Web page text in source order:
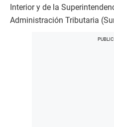
Interior y de la
Administración Tributaria